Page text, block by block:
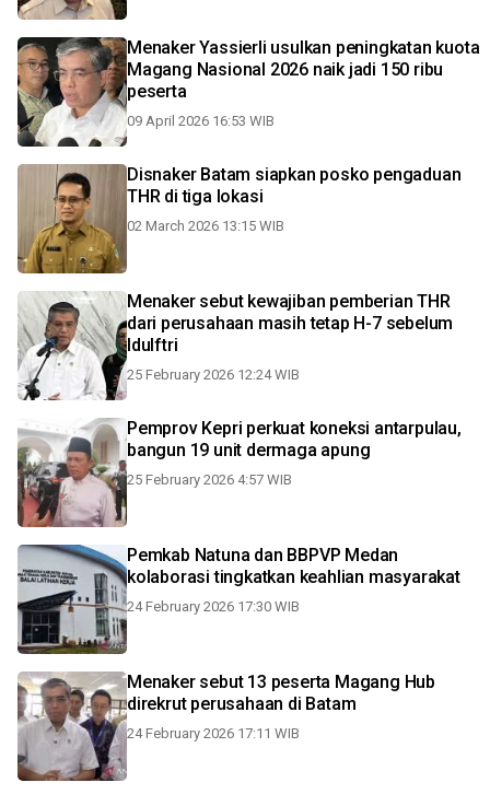
Menaker Yassierli usulkan peningkatan kuota
Magang Nasional 2026 naik jadi 150 ribu
peserta
09 April 2026 16:53 WIB
Disnaker Batam siapkan posko pengaduan
THR di tiga lokasi
02 March 2026 13:15 WIB
Menaker sebut kewajiban pemberian THR
dari perusahaan masih tetap H-7 sebelum
Idulftri
25 February 2026 12:24 WIB
Pemprov Kepri perkuat koneksi antarpulau,
bangun 19 unit dermaga apung
25 February 2026 4:57 WIB
Pemkab Natuna dan BBPVP Medan
kolaborasi tingkatkan keahlian masyarakat
24 February 2026 17:30 WIB
Menaker sebut 13 peserta Magang Hub
direkrut perusahaan di Batam
24 February 2026 17:11 WIB